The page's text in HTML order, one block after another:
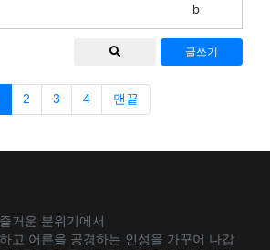
b
글쓰기
2 3 4 맨끝
거운 분위기에서
고 어른을 공경하는 인성을 가꾸어 나갑